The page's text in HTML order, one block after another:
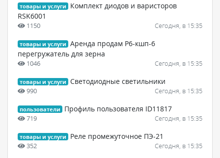
товары и услуги
Комплект диодов и варисторов
RSK6001
1150 Сегодня, в 15:35
товары и услуги
Аренда продам Р6-кшп-6
перегружатель для зерна
1046 Сегодня, в 15:35
товары и услуги Светодиодные светильники
990 Сегодня, в 15:35
пользователи Профиль пользователя ID11817
719 Сегодня, в 15:35
товары и услуги Реле промежуточное ПЭ-21
352 Сегодня, в 15:35